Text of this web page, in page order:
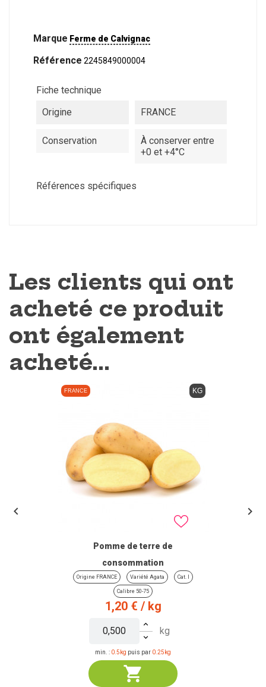
Marque Ferme de Calvignac
Référence 2245849000004
Fiche technique
Origine
FRANCE
Conservation
À conserver entre
+0 et +4°C
Références spécifiques
Les clients qui ont
acheté ce produit
ont également
acheté...
FRANCE KG
Pomme de terre de
consommation
Origine FRANCE Variété Agata Cat. I
Calibre 50-75
Prix
1,20 € / kg
kg
min. : 0.5kg puis par 0.25kg
 